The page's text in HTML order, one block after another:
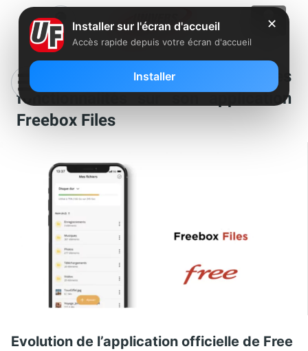
Free lance de nouvelles
fonctionnalités sur son application
Freebox Files
Evolution de l’application officielle de Free
✕
Installer sur l'écran d'accueil
Accès rapide depuis votre écran d'accueil
Installer